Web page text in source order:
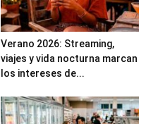
Verano 2026: Streaming,
viajes y vida nocturna marcan
los intereses de...